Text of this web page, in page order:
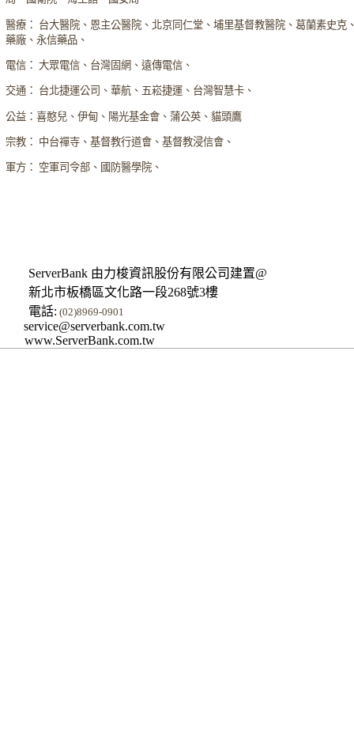
醫療： 台大醫院、恩主公醫院、北京同仁堂、埔里基督教醫院、葛蘭素史克
藥廠、永信藥品、
電信： 大眾電信、台灣固網、遠傳電信、
交通： 台北捷運公司、華航、五崧捷運、台灣智慧卡、
公益：喜憨兒、伊甸、陽光基金會、蒲公英、貓頭鷹
宗教： 中台禪寺、基督教行道會、基督教浸信會、
軍方： 空軍司令部、國防醫學院、
ServerBank 由力梭資訊股份有限公司建置@
新北市板橋區文化路一段268號3樓
電話: (02)8969-0901
service@serverbank.com.tw
www.ServerBank.com.tw